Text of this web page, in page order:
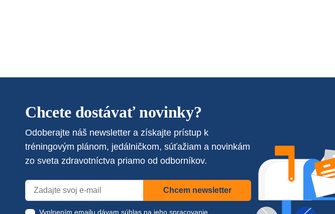
Chcete dostávať novinky?
Odoberajte náš newsletter a získajte prístup k
tréningovým plánom, jedálničkom, súťažiam a novinkám
zo sveta zdravotníctva priamo od odborníkov.
Chcem newsletter
Vyplnením emailu dávam súhlas na jeho spracovanie